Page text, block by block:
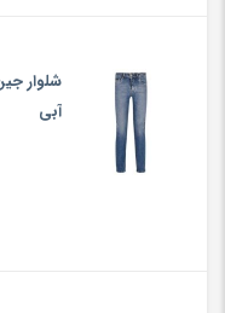
آبی